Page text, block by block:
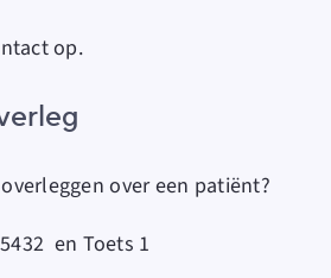
op.
over een patiënt?
en Toets 1